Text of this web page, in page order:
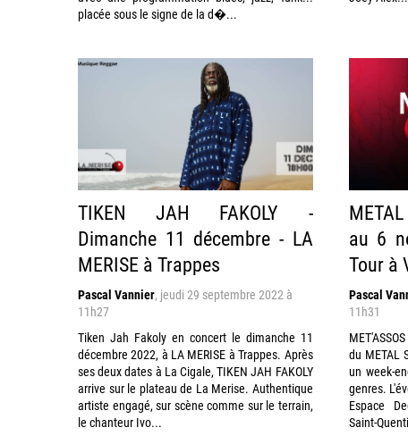
placée sous le signe de la d�...
TIKEN JAH FAKOLY -
Dimanche 11 décembre - LA
MERISE à Trappes
Pascal Vannier, jeudi 29 septembre 2022 à
11h27
Tiken Jah Fakoly en concert le dimanche 11
décembre 2022, à LA MERISE à Trappes. Après
ses deux dates à La Cigale, TIKEN JAH FAKOLY
arrive sur le plateau de La Merise. Authentique
artiste engagé, sur scène comme sur le terrain,
le chanteur Ivo...
au 6
Tour à
Pascal
11h31
du METAL
un week-
genres.
Espace
Saint-